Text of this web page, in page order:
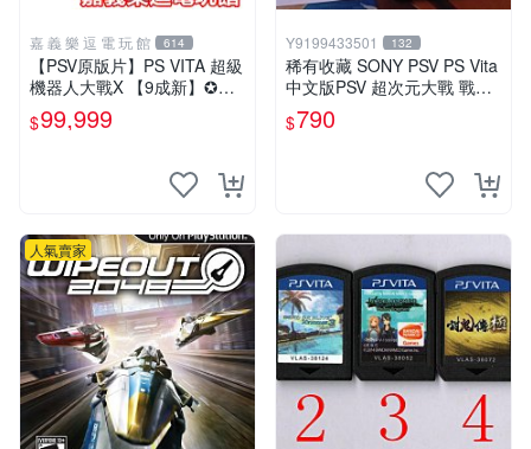
嘉 義 樂 逗 電 玩 館 614
【PSV原版片】PS VITA 超級
機器人大戰X 【9成新】✪中
文中古二手✪嘉義樂逗電玩館
$99,999
Y9199433501 132
稀有收藏 SONY PSV PS Vita
中文版PSV 超次元大戰 戰機
少女 VS Sega主機娘夢幻合
體特別版
$790
人氣賣家